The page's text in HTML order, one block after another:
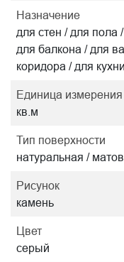
Назначение
для стен / для пола
для балкона / для
коридора / для
Единица измерения
кв.м
Тип поверхности
натуральная /
Рисунок
камень
Цвет
серый